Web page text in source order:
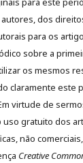
dos
para os
sobre a
os mesmos
claramente este
virtude de
gratuito dos
não
Creative